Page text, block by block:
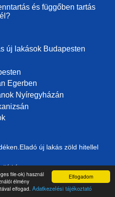
Elfogadom
file-ok) használ
élmény
elfogad. Adatkezelési tájékoztató
és függőben tartás
új lakások Budapesten
Egerben
Nyíregyházán
új lakás zöld hitellel